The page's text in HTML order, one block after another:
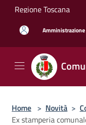
Salta al contenuto
Regione Toscana
Home > Novità >
Ex stamperia